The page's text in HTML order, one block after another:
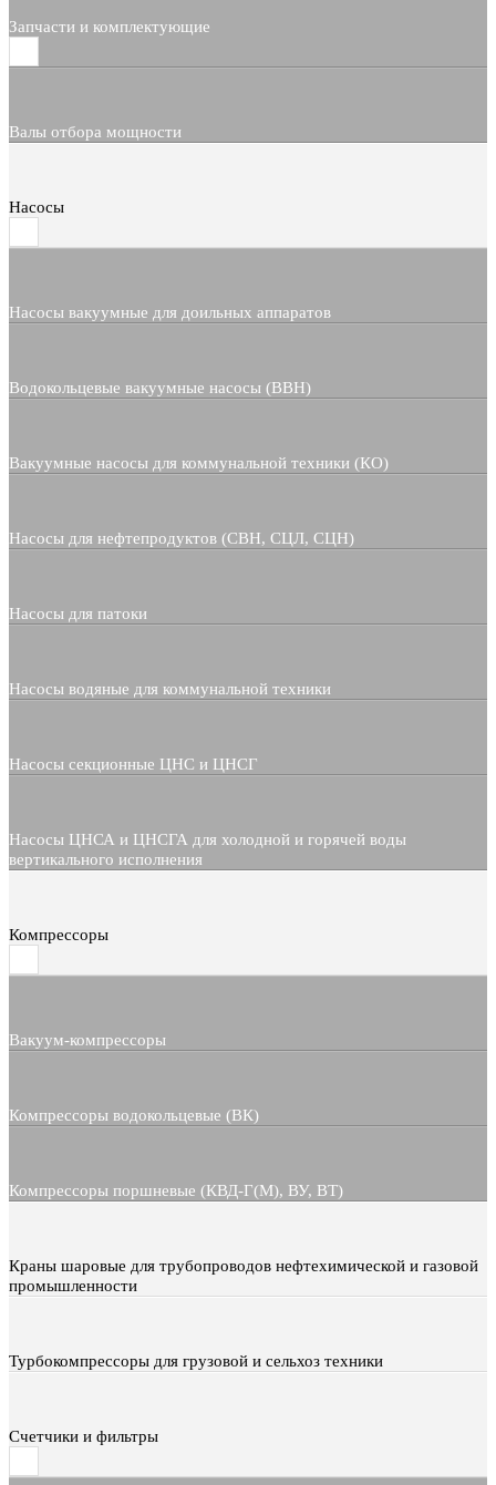
Запчасти и комплектующие
Валы отбора мощности
Насосы
Насосы вакуумные для доильных аппаратов
Водокольцевые вакуумные насосы (ВВН)
Вакуумные насосы для коммунальной техники (КО)
Насосы для нефтепродуктов (СВН, СЦЛ, СЦН)
Насосы для патоки
Насосы водяные для коммунальной техники
Насосы секционные ЦНС и ЦНСГ
Насосы ЦНСА и ЦНСГА для холодной и горячей воды
вертикального исполнения
Компрессоры
Вакуум-компрессоры
Компрессоры водокольцевые (ВК)
Компрессоры поршневые (КВД-Г(М), ВУ, ВТ)
Краны шаровые для трубопроводов нефтехимической и газовой
промышленности
Турбокомпрессоры для грузовой и сельхоз техники
Счетчики и фильтры